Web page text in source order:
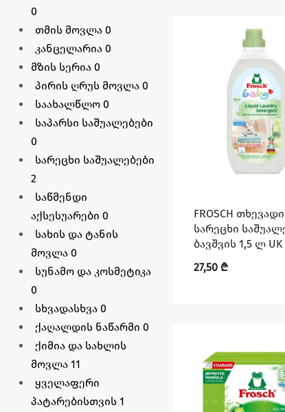
0
თმის მოვლა 0
კანცელარია 0
მზის სერია 0
პირის ღრუს მოვლა 0
საახალწლო 0
საპარსი საშუალებები
0
სარეცხი საშუალებები
2
საწმენდი
აქსესუარები 0
სახის და ტანის
მოვლა 0
სუნამო და კოსმეტიკა
0
სხვადასხვა 0
ქაღალდის ნაწარმი 0
ქიმია და სახლის
მოვლა 11
ყველაფერი
პატარებისთვის 1
FROSCH თხევადი
სარეცხი
ბავშვის 1,5 ლ UK
27,50 ₾